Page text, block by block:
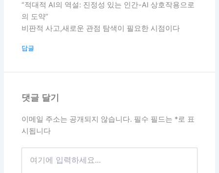
“적대적 AI의 역설: 진정성 있는 인간-AI 상호작용으로
의 도약”
비판적 사고,새로운 관점 탐색이 필요한 시점이다
답글
댓글 달기
이메일 주소는 공개되지 않습니다. 필수 필드는 *로 표
시됩니다